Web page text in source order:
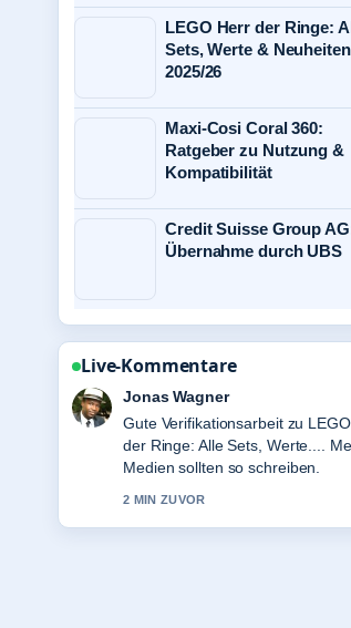
LEGO Herr der Ringe:
Sets, Werte & Neuheiten
2025/26
Maxi-Cosi Coral 360:
Ratgeber zu Nutzung &
Kompatibilität
Credit Suisse Group
Übernahme durch UBS
Live-Kommentare
Lena Schmidt
Starke Einordnung zu Alpiner
bei Olympia 2026: Fakten. Das
klarste Zusammenfassung, die ich